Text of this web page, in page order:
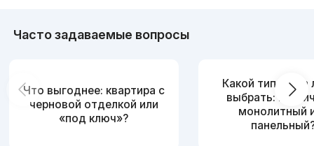
Часто задаваемые вопросы
Что выгоднее: квартира с
черновой отделкой или
«под ключ»?
Какой тип дома
выбрать:
монолитный